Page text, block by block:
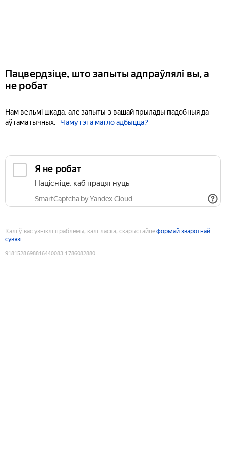
Пацвердзіце, што запыты адпраўлялі вы, а
не робат
Нам вельмі шкада, але запыты з вашай прылады падобныя да
аўтаматычных.
Чаму гэта магло адбыцца?
Я не робат
Націсніце, каб працягнуць
SmartCaptcha by Yandex Cloud
Калі ў вас узніклі праблемы, калі ласка, скарыстайцеформай зваротнай
сувязі
9181528698816440083:1786082880